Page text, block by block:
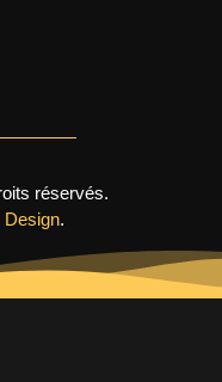
réservés.
Design.